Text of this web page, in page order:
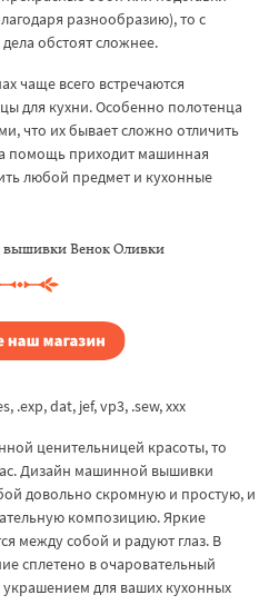
разнообразию), то с
обстоят сложнее.
чаще всего встречаются
для кухни. Особенно полотенца
что их бывает сложно отличить
помощь приходит машинная
любой предмет и кухонные
Венок Оливки
.exp, dat, jef, vp3, .sew, xxx
ценительницей красоты, то
Дизайн машинной вышивки
довольно скромную и простую, и
композицию. Яркие
между собой и радуют глаз. В
сплетено в очаровательный
для ваших кухонных